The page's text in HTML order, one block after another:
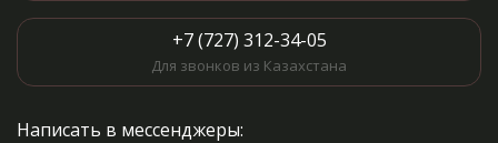
+7 (727) 312-34-05
Для звонков из Казахстана
Написать в мессенджеры: